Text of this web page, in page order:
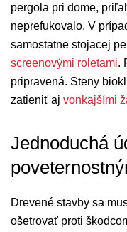
pergola pri dome,
neprefukovalo. V
samostatne stojacej
screenovými roletami.
pripravená. Steny
zatieniť aj vonkajšími
Jednoduchá
Drevené stavby sa
ošetrovať proti